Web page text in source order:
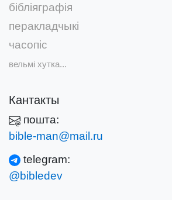
бібліяграфія
перакладчыкі
часопіс
вельмі хутка...
Кантакты
пошта:
bible-man@mail.ru
telegram:
@bibledev